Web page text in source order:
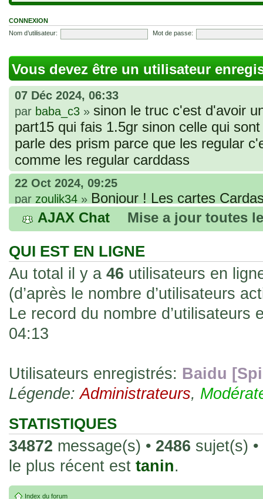
CONNEXION
Nom d’utilisateur:
Mot de passe:
Vous devez être un utilisateur
07 Déc 2024, 06:33
par baba_c3 » sinon le truc c'est d'avoir
part15 qui fais 1.5gr sinon celle qui
parle des prism parce que les regular
comme les regular carddass
22 Oct 2024, 09:25
par zoulik34 » Bonjour ! Les cartes
que vous avez commandées, sont
fines et souples. Cela fait partie de
les rend faciles à manipuler et à
sur l'authenticité ou la qualité de votre
avec d'autres cartes de la même série
collectionneurs. Mais en règle
fait normal pour ce type de carte.
26 Déc 2023, 13:46
acheter une réédition de cette Hondan ?
02 Juin 2023, 14:17
par
Bonjour j'ai commandé
20 , je trouve la carte vraiment très
collection les carte sont censées être
24 Oct 2022, 13:37
par
de Lucy de Cyberpunk : Edgerunners.
AJAX Chat Mise a jour toutes
QUI EST EN LIGNE
Au total il y a 46 utilisateurs en
(d’après le nombre d’utilisateurs
Le record du nombre d’utilisateurs
04:13
Utilisateurs enregistrés: Baidu
Légende:Administrateurs,
STATISTIQUES
34872 message(s) • 2486 sujet(s) •
le plus récent est tanin.
Index du forum